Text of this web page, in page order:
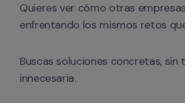
Quieres ver cómo otras
enfrentando los mismos retos
Buscas soluciones concretas, sin
innecesaria.